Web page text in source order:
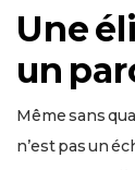
Une
un
Même sans
n’est pas un